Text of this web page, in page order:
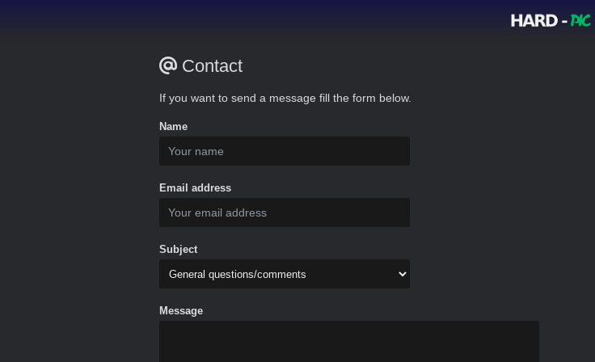
Contact
If you want to send a message fill the form below.
Name
Email address
Subject
Message